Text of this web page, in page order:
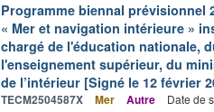
Programme biennal prévisionnel
« Mer et navigation intérieure »
chargé de l'éducation nationale,
l'enseignement supérieur, du
de l’intérieur [Signé le 12 février
TECM2504587X Mer Autre Date de